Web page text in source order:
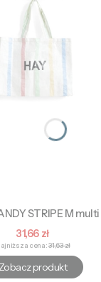
STRIPE M
Cena promocyjna
31,66 zł
cena: 31,63 zł
Zobacz produkt